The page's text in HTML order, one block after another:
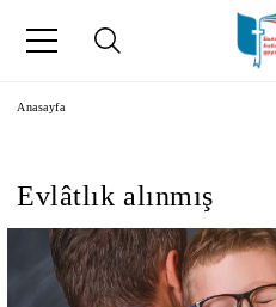
Anasayfa
Evlâtlık alınmış